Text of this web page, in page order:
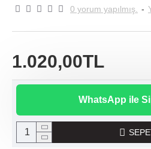
0 yorum yapılmış. -
1.020,00TL
WhatsApp ile